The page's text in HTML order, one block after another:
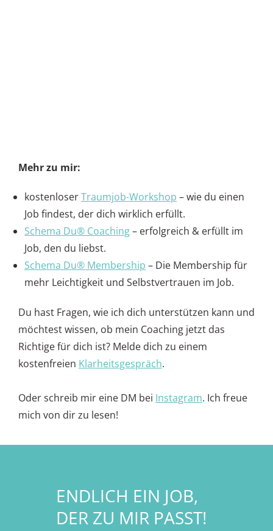
Mehr zu mir:
kostenloserTraumjob-Workshop – wie du einen
Job findest, der dich wirklich erfüllt.
Schema Du® Coaching– erfolgreich & erfüllt im
Job, den du liebst.
Schema Du® Membership – Die Membership für
mehr Leichtigkeit und Selbstvertrauen im Job.
Du hast Fragen, wie ich dich unterstützen kann und
möchtest wissen, ob mein Coaching jetzt das
Richtige für dich ist? Melde dich zu einem
kostenfreien Klarheitsgespräch.
Oder schreib mir eine DM bei Instagram. Ich freue
mich von dir zu lesen!
ENDLICH EIN JOB,
DER ZU MIR PASST!